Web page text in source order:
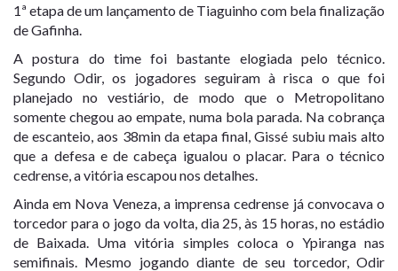
1ª etapa de um lançamento de Tiaguinho com bela finalização
de Gafinha.
A postura do time foi bastante elogiada pelo técnico.
Segundo Odir, os jogadores seguiram à risca o que foi
planejado no vestiário, de modo que o Metropolitano
somente chegou ao empate, numa bola parada. Na cobrança
de escanteio, aos 38min da etapa final, Gissé subiu mais alto
que a defesa e de cabeça igualou o placar. Para o técnico
cedrense, a vitória escapou nos detalhes.
Ainda em Nova Veneza, a imprensa cedrense já convocava o
torcedor para o jogo da volta, dia 25, às 15 horas, no estádio
de Baixada. Uma vitória simples coloca o Ypiranga nas
semifinais. Mesmo jogando diante de seu torcedor, Odir